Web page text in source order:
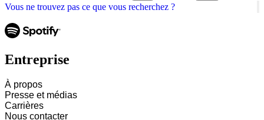
Vous ne trouvez pas ce que vous recherchez ?
Entreprise
À propos
Presse et médias
Carrières
Nous contacter